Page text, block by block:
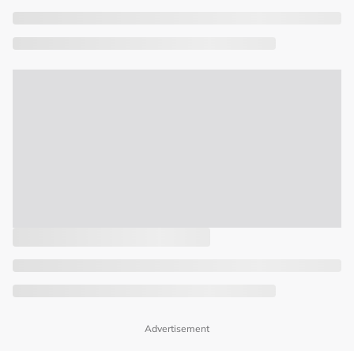
Advertisement